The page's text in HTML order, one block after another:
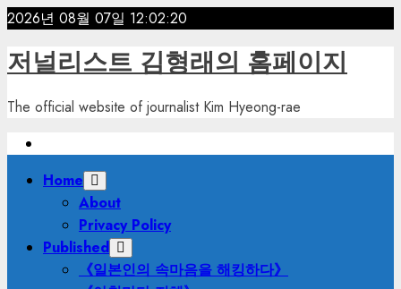
Skip
content
2026년 08월 07일 12:02:21
저널리스트 김형래의 홈페이지
The official website of journalist Kim Hyeong-rae
PrimaryHome
About
Privacy Policy
Published
《일본인의 속마음을 해킹하다》